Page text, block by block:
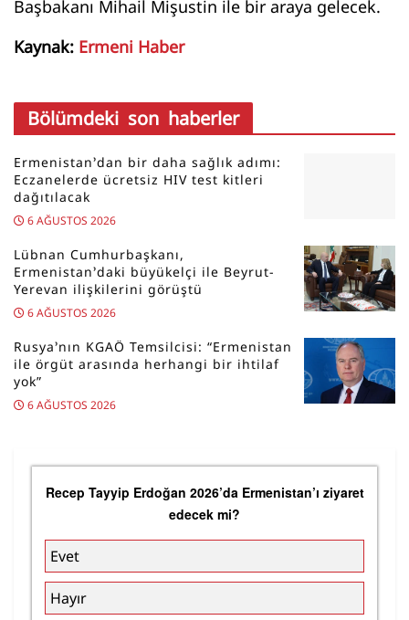
Başbakanı Mihail Mişustin ile bir araya gelecek.
Kaynak: Ermeni Haber
Bölümdeki son haberler
Ermenistan’dan bir daha sağlık adımı:
Eczanelerde ücretsiz HIV test kitleri
dağıtılacak
6 AĞUSTOS 2026
Lübnan Cumhurbaşkanı,
Ermenistan’daki büyükelçi ile Beyrut-
Yerevan ilişkilerini görüştü
6 AĞUSTOS 2026
Rusya’nın KGAÖ Temsilcisi: “Ermenistan
ile örgüt arasında herhangi bir ihtilaf
yok”
6 AĞUSTOS 2026
Recep Tayyip Erdoğan 2026’da Ermenistan’ı ziyaret
edecek mi?
Evet
Hayır